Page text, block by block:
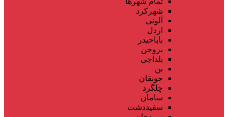
شهرکرد
آلونی
اردل
باباحیدر
بروجن
بلداجی
بن
جونقان
چلگرد
سامان
سفیددشت